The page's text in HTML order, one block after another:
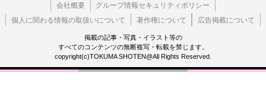
会社概要
グループ情報セキュリティポリシー
個人に関わる情報の取扱いについて
著作権について 広告掲載について
掲載の記事・写真・イラスト等の
すべてのコンテンツの無断複写・転載を禁じます。
copyright(c)TOKUMA SHOTEN@All Rights Reserved.